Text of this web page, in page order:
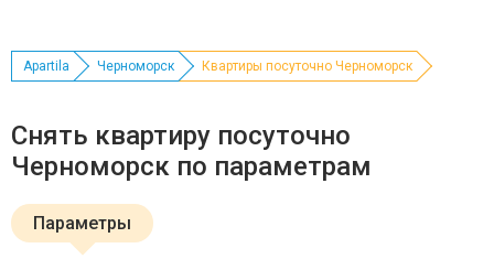
Apartila Черноморск Квартиры посуточно Черноморск
Снять квартиру посуточно
Черноморск по параметрам
Параметры